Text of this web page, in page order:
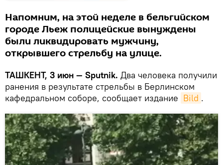
Напомним, на этой неделе в бельгийском
городе Льеж полицейские вынуждены
были ликвидировать мужчину,
открывшего стрельбу на улице.
ТАШКЕНТ, 3 июн — Sputnik. Два человека получили
ранения в результате стрельбы в Берлинском
кафедральном соборе, сообщает издание Bild .